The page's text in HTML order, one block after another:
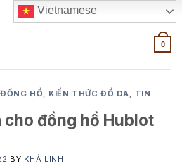
0
HỒ, KIẾN THỨC ĐỒ DA, TIN
cho đồng hồ Hublot
BY KHẢ LINH
Vietnamese